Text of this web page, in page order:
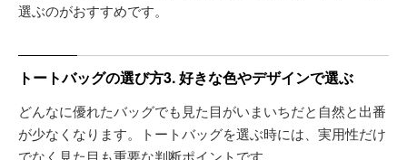
選ぶのがおすすめです。
トートバッグの選び方3. 好きな色やデザインで選ぶ
どんなに優れたバッグでも見た目がいまいちだと自然と出番
が少なくなります。トートバッグを選ぶ時には、実用性だけ
でなく見た目も重要な判断ポイントです。